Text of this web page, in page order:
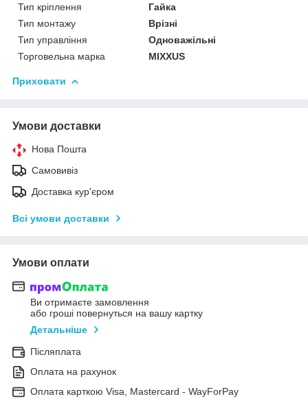
Тип кріплення
Гайка
Тип монтажу
Врізні
Тип управління
Одноважільні
Торговельна марка
MIXXUS
Приховати
Умови доставки
Нова Пошта
Самовивіз
Доставка кур'єром
Всі умови доставки
Умови оплати
Ви отримаєте замовлення
або гроші повернуться на вашу картку
Детальніше
Післяплата
Оплата на рахунок
Оплата карткою Visa, Mastercard - WayForPay